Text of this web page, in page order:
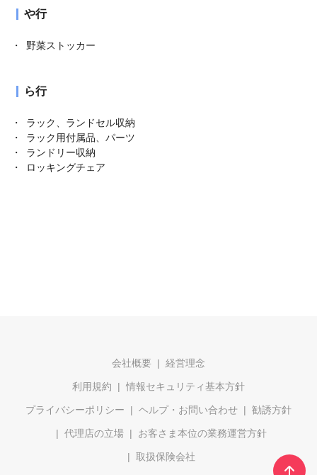
や行
野菜ストッカー
ら行
ラック、ランドセル収納
ラック用付属品、パーツ
ランドリー収納
ロッキングチェア
会社概要 経営理念
利用規約 情報セキュリティ基本方針
プライバシーポリシー ヘルプ・お問い合わせ 勧誘方針
代理店の立場 お客さま本位の業務運営方針
取扱保険会社